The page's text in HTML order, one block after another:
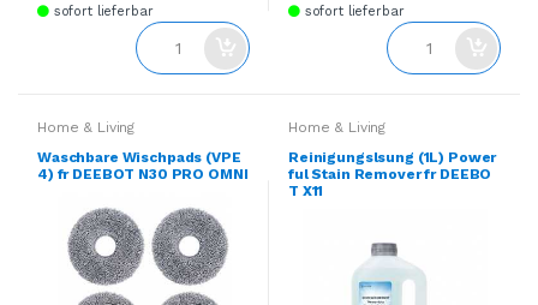
sofort lieferbar sofort lieferbar
Home & Living
Waschbare Wischpads (VPE
4) fr DEEBOT N30 PRO OMNI
Home & Living
Reinigungslsung (1L) Power
ful Stain Remover fr DEEBO
T X11